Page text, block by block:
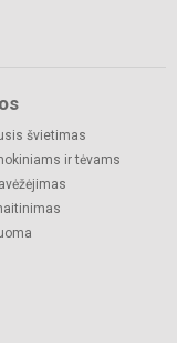
švietimas
ir tėvams